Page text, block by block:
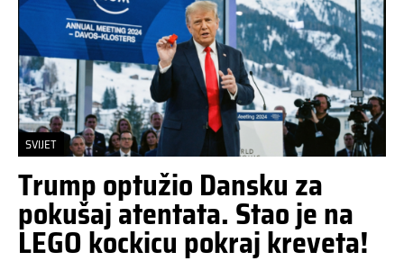
SVIJET
Trump optužio Dansku za
pokušaj atentata. Stao je na
LEGO kockicu pokraj kreveta!